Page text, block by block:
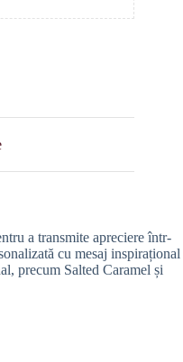
a transmite apreciere într-
cu mesaj inspirațional
precum Salted Caramel și